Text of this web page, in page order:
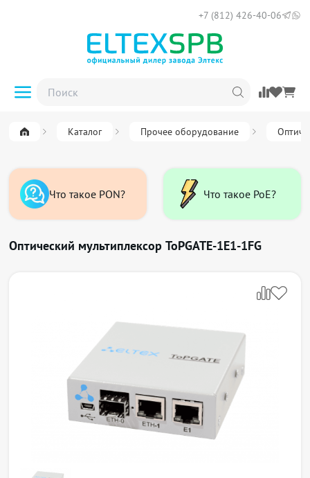
+7 (812) 426-40-06
Каталог Прочее оборудование
Что такое PON? Что такое PoE?
Оптический мультиплексор ToPGATE-1E1-1FG